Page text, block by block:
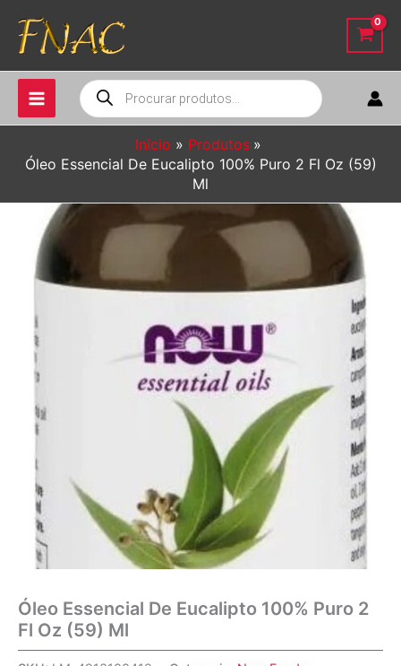
para
conteúdo
Pesquisar
produtos
Início
Produtos
Óleo Essencial De Eucalipto 100% Puro 2 Fl Oz (59)
Ml
Óleo Essencial De Eucalipto 100% Puro 2
Fl Oz (59) Ml